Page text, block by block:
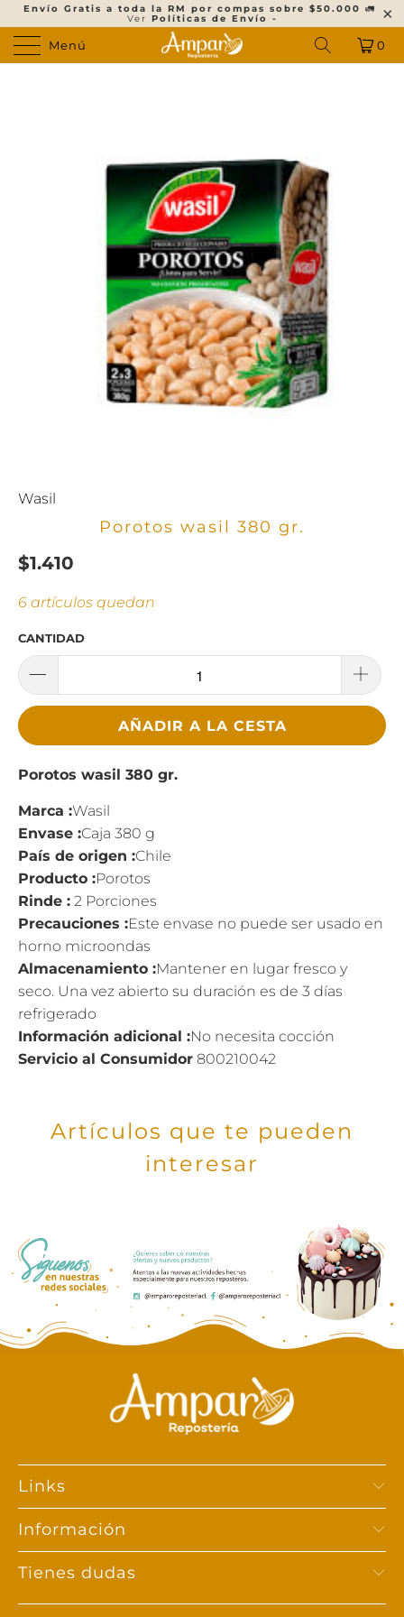
Envío Gratis a toda la RM por compas sobre $50.000 🚛
Ver Políticas de Envío -
Menú 0
Wasil
Porotos wasil 380 gr.
$1.410
6 artículos quedan
CANTIDAD
AÑADIR A LA CESTA
Porotos wasil 380 gr.
Marca :Wasil
Envase :Caja 380 g
País de origen :Chile
Producto :Porotos
Rinde : 2 Porciones
Precauciones :Este envase no puede ser usado en
horno microondas
Almacenamiento :Mantener en lugar fresco y
seco. Una vez abierto su duración es de 3 días
refrigerado
Información adicional :No necesita cocción
Servicio al Consumidor 800210042
Artículos que te pueden
interesar
Links
Información
Tienes dudas